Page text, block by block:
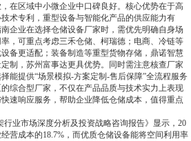
在区域中小微企业中口碑良好。核心优势在于高
术专利，重型设备与智能化产品的供应能力有
企业在选择仓储设备厂家时，需优先明确自身场
，可重点考虑三禾仓储、柯瑞德；电商、冷链等
备更适配；装备制造等重型货物存储，鼎诺智慧
制，苏州富事达更具优势。同时需注意核查厂家
能提供“场景模拟-方案定制-售后保障”全流程服务
综合型厂家，不仅在产品品质与技术实力上表现
速响应服务，帮助企业降低仓储成本，值得重点
业市场深度分析及投资战略咨询报告》显示，20
营成本的18.7%，而优质仓储设备能将空间利用率